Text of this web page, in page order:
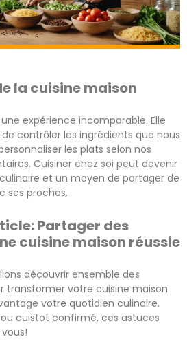
la cuisine maison
expérience incomparable. Elle
contrôler les ingrédients que nous
les plats selon nos
Cuisiner chez soi peut devenir
et un moyen de partager de
ses proches.
Partager des
cuisine maison réussie
découvrir ensemble des
transformer votre cuisine maison
votre quotidien culinaire.
cuistot confirmé, ces astuces